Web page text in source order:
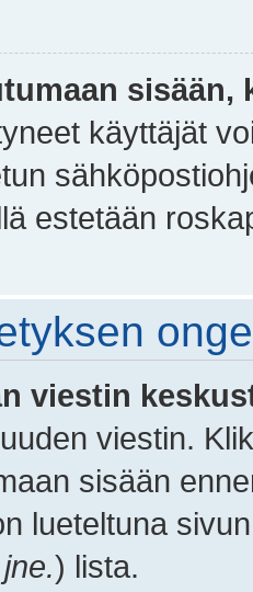
sisään,
käyttäjät
estetään
viestin
viestin.
sisään
lueteltuna
) lista.